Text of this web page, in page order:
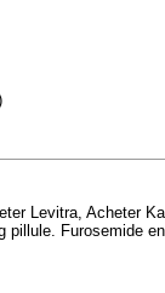
Levitra, Acheter
Furosemide